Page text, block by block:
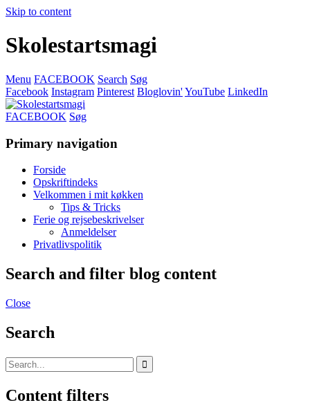
Skip to content
Skolestartsmagi
Menu FACEBOOK Search Søg
Facebook Instagram Pinterest Bloglovin'YouTube LinkedIn
FACEBOOK Søg
Primary navigation
Forside
Opskriftindeks
Velkommen i mit køkken
Tips & Tricks
Ferie og rejsebeskrivelser
Anmeldelser
Privatlivspolitik
Search and filter blog content
Close
Search
Content filters